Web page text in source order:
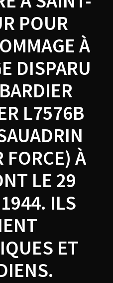
POUR
À
DISPARU
L7576B
FORCE) À
LE 29
ILS
ET